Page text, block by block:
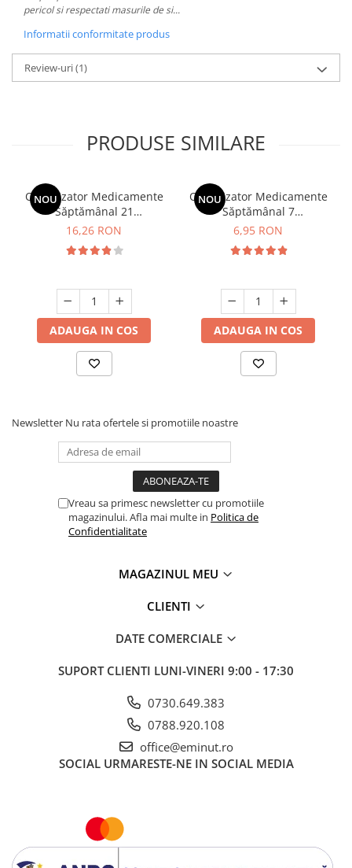
pericol si respectati masurile de si...
Informatii conformitate produs
Review-uri(1)
PRODUSE SIMILARE
NOU
Organizator Medicamente
Săptămânal 21
Compartimente Minut
16,26 RON
ADAUGA IN COS
NOU
Organizator Medicamente
Săptămânal 7
Compartimente Minut
6,95 RON
ADAUGA IN COS
Newsletter Nu rata ofertele si promotiile noastre
Vreau sa primesc newsletter cu promotiile
magazinului. Afla mai multe in Politica de
Confidentialitate
MAGAZINUL MEU
CLIENTI
DATE COMERCIALE
SUPORT CLIENTI LUNI-VINERI 9:00 - 17:30
0730.649.383
0788.920.108
office@eminut.ro
SOCIAL URMARESTE-NE IN SOCIAL MEDIA